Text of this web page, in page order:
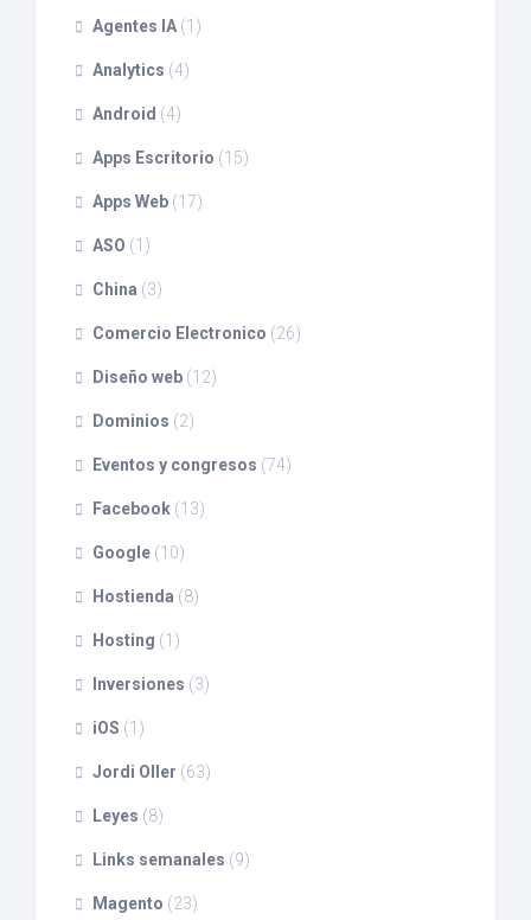
Agentes IA (1)
Analytics (4)
Android (4)
Apps Escritorio (15)
Apps Web (17)
ASO (1)
China (3)
Comercio Electronico (26)
Diseño web (12)
Dominios (2)
Eventos y congresos (74)
Facebook (13)
Google (10)
Hostienda (8)
Hosting (1)
Inversiones (3)
iOS (1)
Jordi Oller (63)
Leyes (8)
Links semanales (9)
Magento (23)